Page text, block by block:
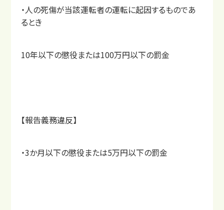
・人の死傷が当該運転者の運転に起因するものであ
るとき
10年以下の懲役または100万円以下の罰金
【報告義務違反】
・3か月以下の懲役または5万円以下の罰金